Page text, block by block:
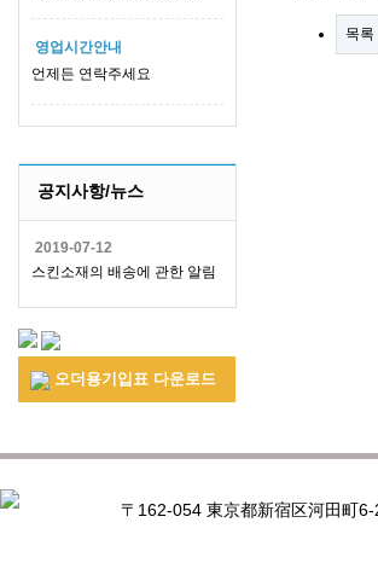
영업시간안내
언제든 연락주세요
공지사항/뉴스
2019-07-12
스킨소재의 배송에 관한 알림
오더용기입표 다운로드
목록
〒162-054 東京都新宿区河田町